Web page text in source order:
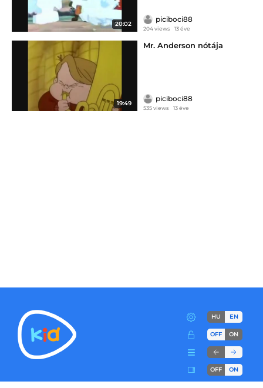
20:02
piciboci88
204 views 13 éve
19:49
Mr. Anderson nótája
piciboci88
535 views 13 éve
HU EN
OFF ON
OFF ON